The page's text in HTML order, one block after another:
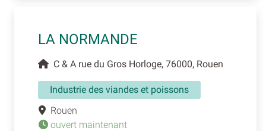
LA NORMANDE
C & A rue du Gros Horloge, 76000, Rouen
Industrie des viandes et poissons
Rouen
ouvert maintenant